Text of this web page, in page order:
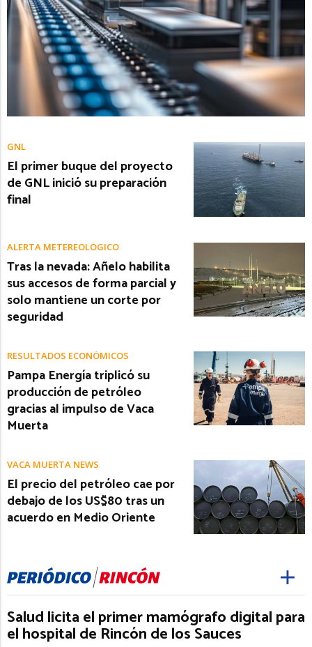
GNL
El primer buque del proyecto
de GNL inició su preparación
final
ALERTA METEREOLÓGICO
Tras la nevada: Añelo habilita
sus accesos de forma parcial y
solo mantiene un corte por
seguridad
RESULTADOS ECONÓMICOS
Pampa Energía triplicó su
producción de petróleo
gracias al impulso de Vaca
Muerta
VACA MUERTA NEWS
El precio del petróleo cae por
debajo de los US$80 tras un
acuerdo en Medio Oriente
Salud licita el primer mamógrafo digital para
el hospital de Rincón de los Sauces